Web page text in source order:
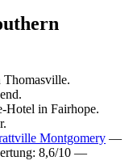
Hotel in Fairhope.
Montgomery —
8,6/10 —